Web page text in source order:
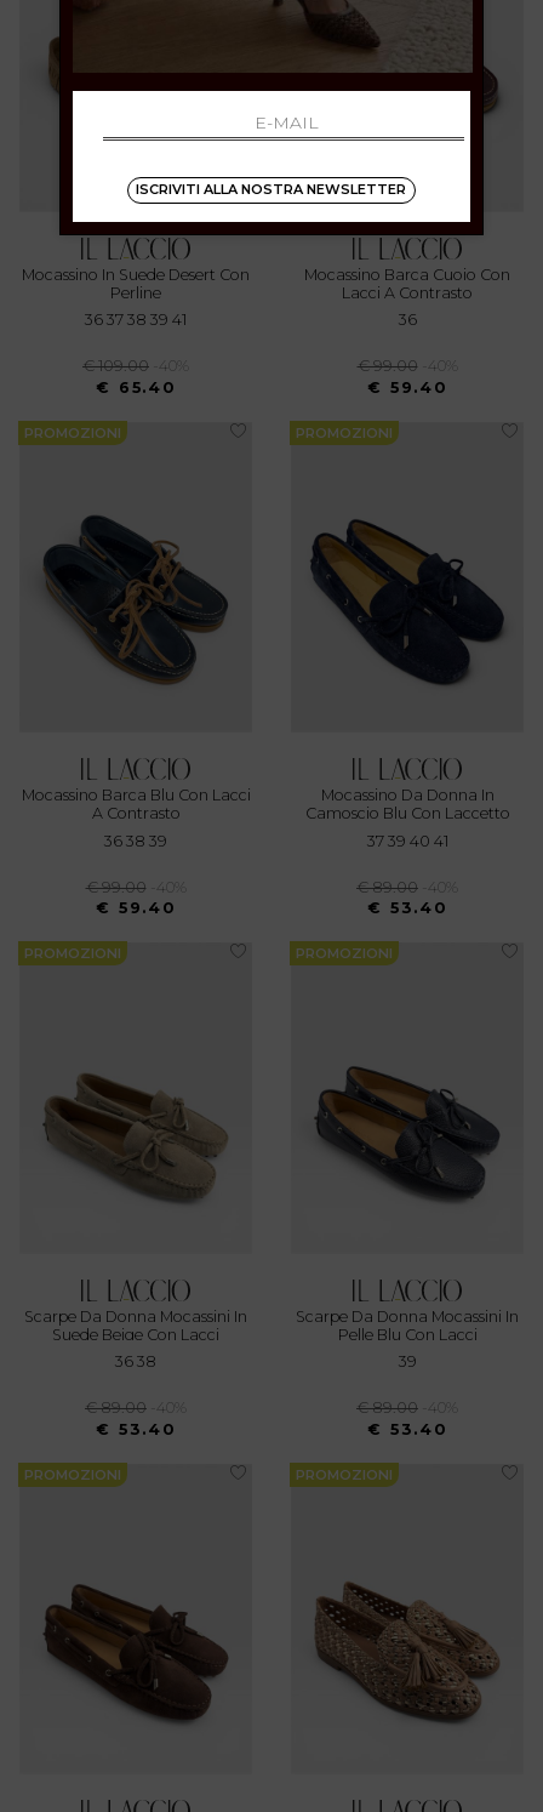
Mocassino In Suede Desert Con
Perline
36 37 38 39 41
€ 109.00
-40%
€ 65.40
Mocassino Barca Cuoio Con
Lacci A Contrasto
36
€ 99.00
-40%
€ 59.40
PROMOZIONI
Mocassino Barca Blu Con Lacci
A Contrasto
36 38 39
€ 99.00
-40%
€ 59.40
PROMOZIONI
Mocassino Da Donna In
Camoscio Blu Con Laccetto
37 39 40 41
€ 89.00
-40%
€ 53.40
PROMOZIONI
Scarpe Da Donna Mocassini In
Suede Beige Con Lacci
36 38
€ 89.00
-40%
€ 53.40
PROMOZIONI
Scarpe Da Donna Mocassini In
Pelle Blu Con Lacci
39
€ 89.00
-40%
€ 53.40
PROMOZIONI PROMOZIONI
ISCRIVITI ALLA NOSTRA NEWSLETTER